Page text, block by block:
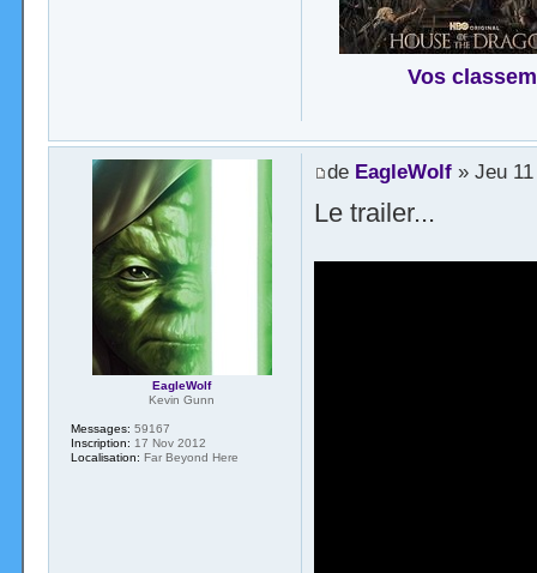
Vos
de EagleWolf» Jeu 11
Le trailer...
EagleWolf
Kevin Gunn
Messages: 59167
Inscription: 17 Nov 2012
Localisation: Far Beyond Here